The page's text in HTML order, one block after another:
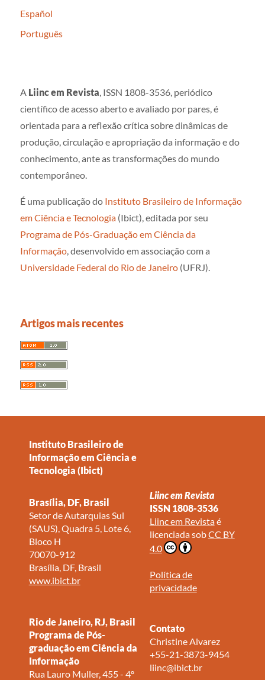
Español
Português
A Liinc em Revista, ISSN 1808-3536, periódico
científico de acesso aberto e avaliado por pares, é
orientada para a reflexão crítica sobre dinâmicas de
produção, circulação e apropriação da informação e do
conhecimento, ante as transformações do mundo
contemporâneo.
É uma publicação do Instituto Brasileiro de Informação
em Ciência e Tecnologia (Ibict), editada por seu
Programa de Pós-Graduação em Ciência da
Informação, desenvolvido em associação com a
Universidade Federal do Rio de Janeiro (UFRJ).
Artigos mais recentes
Instituto Brasileiro de
Informação em Ciência e
Tecnologia (Ibict)
Brasília, DF, Brasil
Setor de Autarquias Sul
(SAUS), Quadra 5, Lote 6,
Bloco H
70070-912
Brasília, DF, Brasil
www.ibict.br
Liinc em Revista
ISSN 1808-3536
Liinc em Revistaé
licenciada sobCC BY
4.0
Política de
privacidade
Rio de Janeiro, RJ, Brasil
Programa de Pós-
graduação em Ciência da
Informação
Rua Lauro Muller, 455 - 4º
Contato
Christine Alvarez
+55-21-3873-9454
liinc@ibict.br